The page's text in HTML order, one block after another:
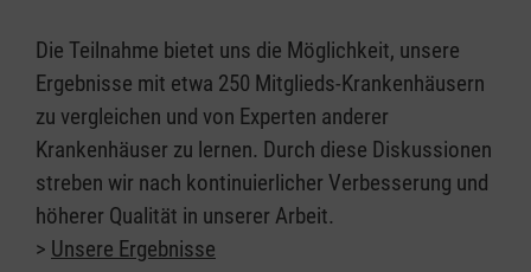
Kontinenzzentrum
Prostatazentrum
Perinatalzentrum
Zusammenarbeit mit Kooperationspartnern
Unsere Klinik hat ein starkes Netzwerk mit
Die Teilnahme bietet uns die Möglichkeit, unsere
Ergebnisse mit etwa 250 Mitglieds-Krankenhäusern
zu vergleichen und von Experten anderer
Krankenhäuser zu lernen. Durch diese Diskussionen
streben wir nach kontinuierlicher Verbesserung und
höherer Qualität in unserer Arbeit.
> Unsere Ergebnisse